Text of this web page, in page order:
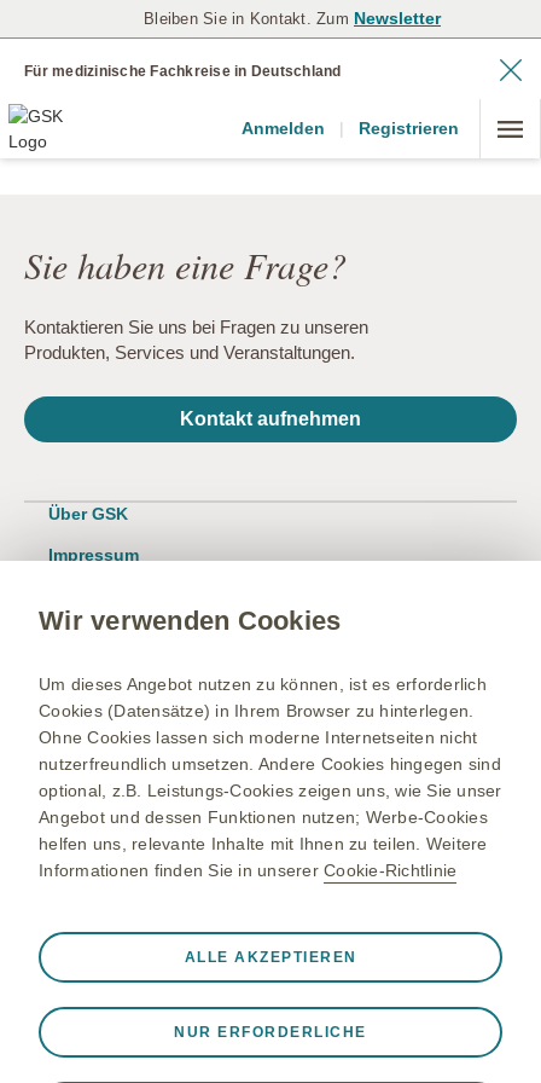
Bleiben Sie in Kontakt. Zum Newsletter
Für medizinische Fachkreise in Deutschland
Anmelden | Registrieren
Sie haben eine Frage?
Kontaktieren Sie uns bei Fragen zu unseren
Produkten, Services und Veranstaltungen.
Kontakt aufnehmen
Über GSK
Impressum
Kontakt/Nebenwirkung melden
Newsletter
Bestellservice
Therapiegebiete
Meningokokken-Erkrankungen
Wir verwenden Cookies
Um dieses Angebot nutzen zu können, ist es erforderlich
Cookies (Datensätze) in Ihrem Browser zu hinterlegen.
Ohne Cookies lassen sich moderne Internetseiten nicht
nutzerfreundlich umsetzen. Andere Cookies hingegen sind
optional, z.B. Leistungs-Cookies zeigen uns, wie Sie unser
Angebot und dessen Funktionen nutzen; Werbe-Cookies
helfen uns, relevante Inhalte mit Ihnen zu teilen. Weitere
Informationen finden Sie in unserer Cookie-Richtlinie
Nur unbedingt erforderliche Cookies
❮
funktioniert, z. B. um Sitzungsdaten während eines
Website-Besuchs zu speichern, Cookie- und Tag-
NUR ERFORDERLICHE
ALLE AKZEPTIEREN